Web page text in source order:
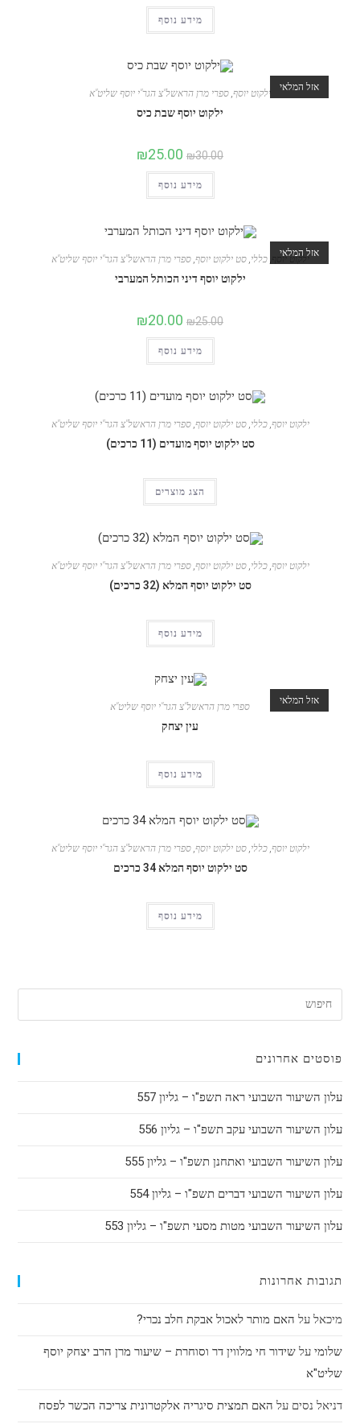
מידע נוסף
אזל המלאי
ילקוט יוסף, ספרי מרן הראשל"צ הגר"י יוסף שליט"א
ילקוט יוסף שבת כיס
₪30.00
₪25.00
מידע נוסף
אזל המלאי
ילקוט יוסף ,כללי,סט ילקוט יוסף,ספרי מרן הראשל"צ הגר"י יוסף שליט"א
ילקוט יוסף דיני הכותל המערבי
₪25.00
₪20.00
מידע נוסף
ילקוט יוסף,כללי,סט ילקוט יוסף,ספרי מרן הראשל"צ הגר"י יוסף שליט"א
סט ילקוט יוסף מועדים (11 כרכים)
הצג מוצרים
ילקוט יוסף,כללי,סט ילקוט יוסף,ספרי מרן הראשל"צ הגר"י יוסף שליט"א
סט ילקוט יוסף המלא (32 כרכים)
מידע נוסף
אזל המלאי
ספרי מרן הראשל"צ הגר"י יוסף שליט"א
עין יצחק
מידע נוסף
ילקוט יוסף,כללי,סט ילקוט יוסף,ספרי מרן הראשל"צ הגר"י יוסף שליט"א
סט ילקוט יוסף המלא 34 כרכים
מידע נוסף
פוסטים אחרונים
עלון השיעור השבועי ראה תשפ"ו – גליון 557
עלון השיעור השבועי עקב תשפ"ו – גליון 556
עלון השיעור השבועי ואתחנן תשפ"ו – גליון 555
עלון השיעור השבועי דברים תשפ"ו – גליון 554
עלון השיעור השבועי מטות מסעי תשפ"ו – גליון 553
תגובות אחרונות
מיכאל על האם מותר לאכול אבקת חלב נכרי?
שלומי עלשידור חי מלווין דר וסוחרת – שיעור מרן הרב יצחק יוסף
שליט"א
דניאל נסים על האם תמצית סיגריה אלקטרונית צריכה הכשר לפסח